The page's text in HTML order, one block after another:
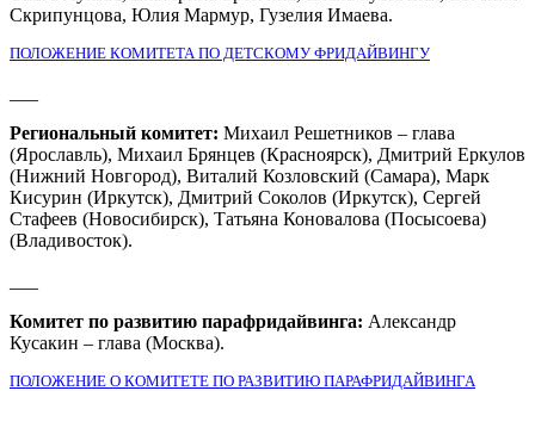
Скрипунцова, Юлия Мармур, Гузелия Имаева.
ПОЛОЖЕНИЕ КОМИТЕТА ПО ДЕТСКОМУ ФРИДАЙВИНГУ
Региональный комитет: Михаил Решетников – глава
(Ярославль), Михаил Брянцев (Красноярск), Дмитрий Еркулов
(Нижний Новгород), Виталий Козловский (Самара), Марк
Кисурин (Иркутск), Дмитрий Соколов (Иркутск), Сергей
Стафеев (Новосибирск), Татьяна Коновалова (Посысоева)
(Владивосток).
Комитет по развитию парафридайвинга: Александр
Кусакин – глава (Москва).
ПОЛОЖЕНИЕ О КОМИТЕТЕ ПО РАЗВИТИЮ ПАРАФРИДАЙВИНГА